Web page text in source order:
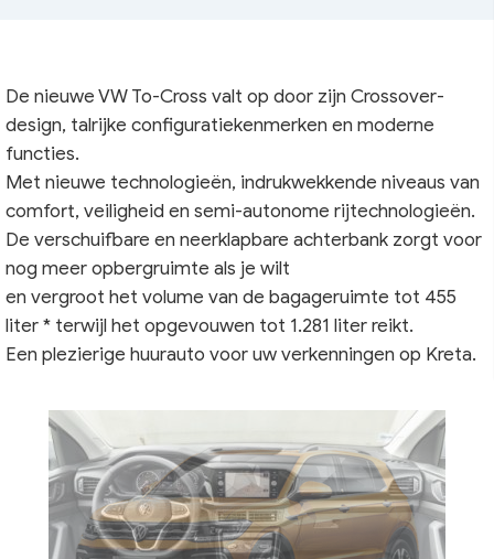
De nieuwe VW To-Cross valt op door zijn Crossover-
design, talrijke configuratiekenmerken en moderne
functies.
Met nieuwe technologieën, indrukwekkende niveaus van
comfort, veiligheid en semi-autonome rijtechnologieën.
De verschuifbare en neerklapbare achterbank zorgt voor
nog meer opbergruimte als je wilt
en vergroot het volume van de bagageruimte tot 455
liter * terwijl het opgevouwen tot 1.281 liter reikt.
Een plezierige huurauto voor uw verkenningen op Kreta.